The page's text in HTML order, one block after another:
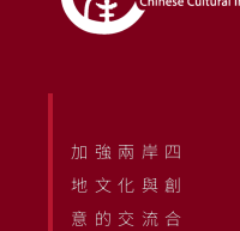
加強兩岸四
地文化與創
意的交流合